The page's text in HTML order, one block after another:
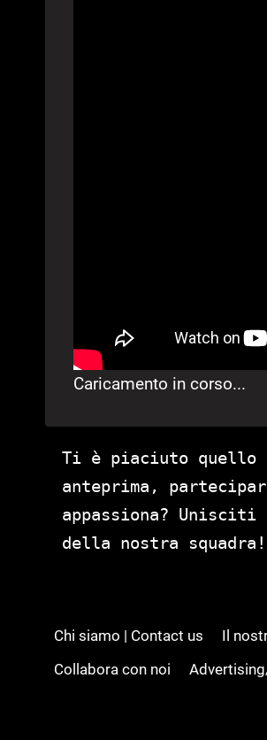
Caricamento in corso...
Ti è piaciuto quello
anteprima,
appassiona?
della nostra squadra!
Chi siamo | Contact us Il
Collabora con noi